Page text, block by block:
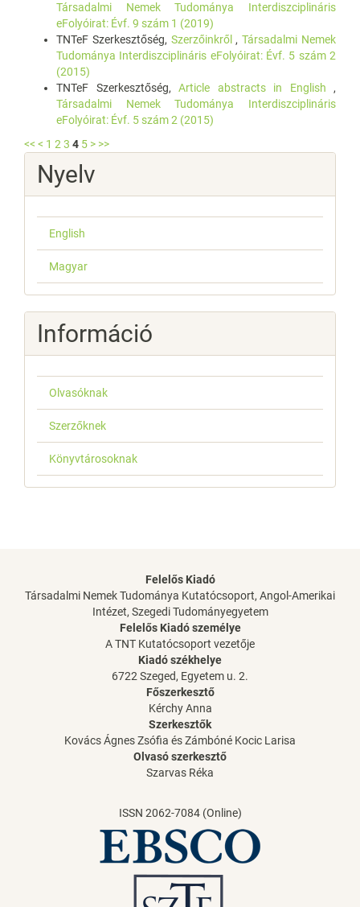
Társadalmi Nemek Tudománya Interdiszciplináris
eFolyóirat: Évf. 9 szám 1 (2019)
TNTeF Szerkesztőség, Szerzőinkről ,Társadalmi Nemek
Tudománya Interdiszciplináris eFolyóirat: Évf. 5 szám 2
(2015)
TNTeF Szerkesztőség, Article abstracts in English ,
Társadalmi Nemek Tudománya Interdiszciplináris
eFolyóirat: Évf. 5 szám 2 (2015)
<< < 1 2 3 4 5 > >>
Nyelv
English
Magyar
Információ
Olvasóknak
Szerzőknek
Könyvtárosoknak
Felelős Kiadó
Társadalmi Nemek Tudománya Kutatócsoport, Angol-Amerikai
Intézet, Szegedi Tudományegyetem
Felelős Kiadó személye
A TNT Kutatócsoport vezetője
Kiadó székhelye
6722 Szeged, Egyetem u. 2.
Főszerkesztő
Kérchy Anna
Szerkesztők
Kovács Ágnes Zsófia és Zámbóné Kocic Larisa
Olvasó szerkesztő
Szarvas Réka
ISSN 2062-7084 (Online)